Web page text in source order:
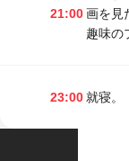
21:00 画を見
趣味の
23:00 就寝。